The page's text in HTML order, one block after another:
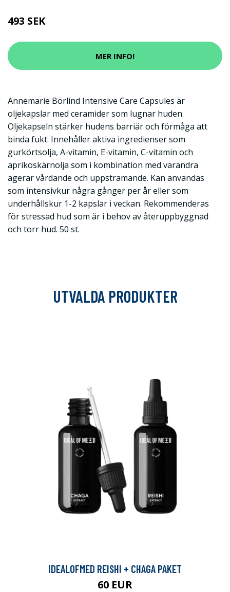
493 SEK
MER INFO!
Annemarie Börlind Intensive Care Capsules är
oljekapslar med ceramider som lugnar huden.
Oljekapseln stärker hudens barriär och förmåga att
binda fukt. Innehåller aktiva ingredienser som
gurkörtsolja, A-vitamin, E-vitamin, C-vitamin och
aprikoskärnolja som i kombination med varandra
agerar vårdande och uppstramande. Kan användas
som intensivkur några gånger per år eller som
underhållskur 1-2 kapslar i veckan. Rekommenderas
för stressad hud som är i behov av återuppbyggnad
och torr hud. 50 st.
UTVALDA PRODUKTER
IDEALOFMED REISHI + CHAGA PAKET
60 EUR